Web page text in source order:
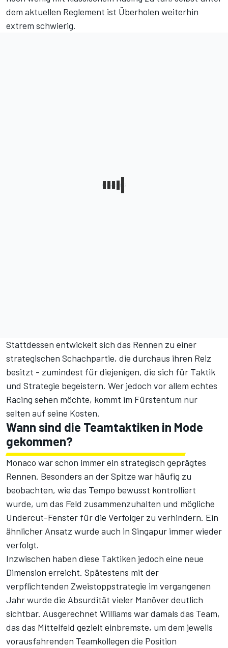
dem aktuellen Reglement ist Überholen weiterhin
extrem schwierig.
Stattdessen entwickelt sich das Rennen zu einer
strategischen Schachpartie, die durchaus ihren Reiz
besitzt - zumindest für diejenigen, die sich für Taktik
und Strategie begeistern. Wer jedoch vor allem echtes
Racing sehen möchte, kommt im Fürstentum nur
selten auf seine Kosten.
Wann sind die Teamtaktiken in Mode
gekommen?
Monaco war schon immer ein strategisch geprägtes
Rennen. Besonders an der Spitze war häufig zu
beobachten, wie das Tempo bewusst kontrolliert
wurde, um das Feld zusammenzuhalten und mögliche
Undercut-Fenster für die Verfolger zu verhindern. Ein
ähnlicher Ansatz wurde auch in Singapur immer wieder
verfolgt.
Inzwischen haben diese Taktiken jedoch eine neue
Dimension erreicht. Spätestens mit der
verpflichtenden Zweistoppstrategie im vergangenen
Jahr wurde die Absurdität vieler Manöver deutlich
sichtbar. Ausgerechnet Williams war damals das Team,
das das Mittelfeld gezielt einbremste, um dem jeweils
vorausfahrenden Teamkollegen die Position